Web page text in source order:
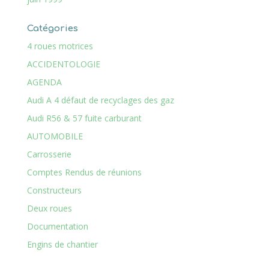
Catégories
4 roues motrices
ACCIDENTOLOGIE
AGENDA
Audi A 4 défaut de recyclages des gaz
Audi R56 & 57 fuite carburant
AUTOMOBILE
Carrosserie
Comptes Rendus de réunions
Constructeurs
Deux roues
Documentation
Engins de chantier